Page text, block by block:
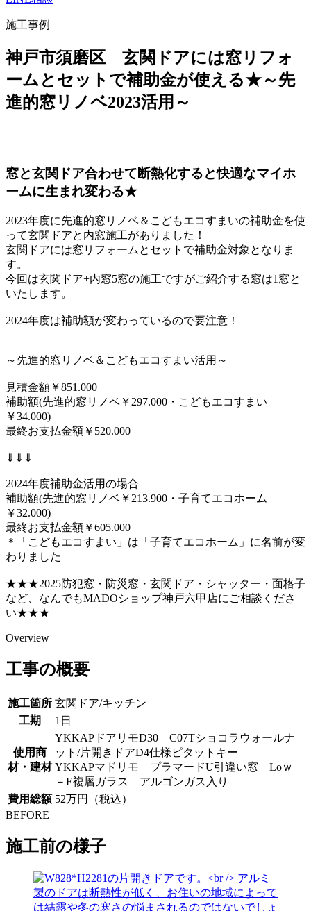
施工事例
神戸市須磨区 玄関ドアには窓リフォ
ームとセットで補助金が使える★～先
進的窓リノベ2023活用～
窓と玄関ドア合わせて断熱化すると快適なマイホ
ームに生まれ変わる★
2023年度に先進的窓リノベ＆こどもエコすまいの補助金を使
って玄関ドアと内窓施工がありました！
玄関ドアには窓リフォームとセットで補助金対象となりま
す。
今回は玄関ドア+内窓5窓の施工ですがご紹介する窓は1窓と
いたします。
2024年度は補助額が変わっているので要注意！
～先進的窓リノベ＆こどもエコすまい活用～
見積金額￥851.000
補助額(先進的窓リノベ￥297.000・こどもエコすまい
￥34.000)
最終お支払金額￥520.000
⇓⇓⇓
2024年度補助金活用の場合
補助額(先進的窓リノベ￥213.900・子育てエコホーム
￥32.000)
最終お支払金額￥605.000
＊「こどもエコすまい」は「子育てエコホーム」に名前が変
わりました
★★★2025防犯窓・防災窓・玄関ドア・シャッター・面格子
など、なんでもMADOショップ神戸六甲店にご相談くださ
い★★★
Overview
工事の概要
施工箇所 玄関ドア/キッチン
工期
1日
使用商
材・建材
YKKAPドアリモD30 C07Tショコラウォールナ
ット/片開きドアD4仕様ピタットキー
YKKAPマドリモ プラマードU引違い窓 Loｗ
－E複層ガラス アルゴンガス入り
費用総額 52万円（税込）
BEFORE
施工前の様子